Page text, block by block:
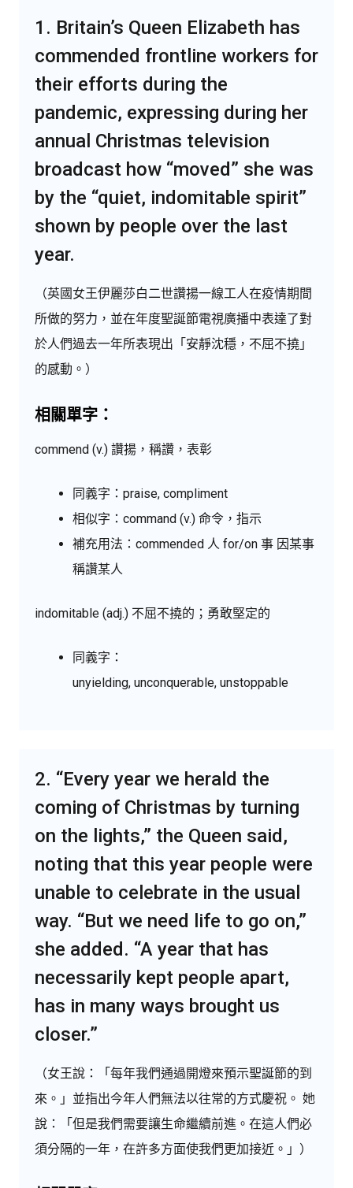
1. Britain’s Queen Elizabeth has
commended frontline workers for
their efforts during the
pandemic, expressing during her
annual Christmas television
broadcast how “moved” she was
by the “quiet, indomitable spirit”
shown by people over the last
year.
（英國女王伊麗莎白二世讚揚一線工人在疫情期間
所做的努力，並在年度聖誕節電視廣播中表達了對
於人們過去一年所表現出「安靜沈穩，不屈不撓」
的感動。）
相關單字：
commend (v.) 讚揚，稱讚，表彰
同義字：praise, compliment
相似字：command (v.) 命令，指示
補充用法：commended 人 for/on 事 因某事
稱讚某人
indomitable (adj.) 不屈不撓的；勇敢堅定的
同義字：
unyielding, unconquerable, unstoppable
2. “Every year we herald the
coming of Christmas by turning
on the lights,” the Queen said,
noting that this year people were
unable to celebrate in the usual
way. “But we need life to go on,”
she added. “A year that has
necessarily kept people apart,
has in many ways brought us
closer.”
（女王說：「每年我們通過開燈來預示聖誕節的到
來。」並指出今年人們無法以往常的方式慶祝。 她
說：「但是我們需要讓生命繼續前進。在這人們必
須分隔的一年，在許多方面使我們更加接近。」）